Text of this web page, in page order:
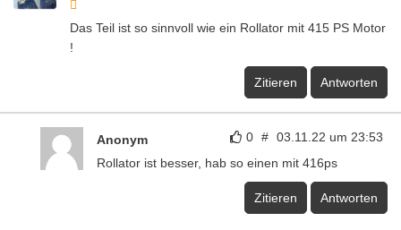
Das Teil ist so sinnvoll wie ein Rollator mit 415 PS Motor
!
Zitieren Antworten
0 # 03.11.22 um 23:53
Anonym
Rollator ist besser, hab so einen mit 416ps
Zitieren Antworten